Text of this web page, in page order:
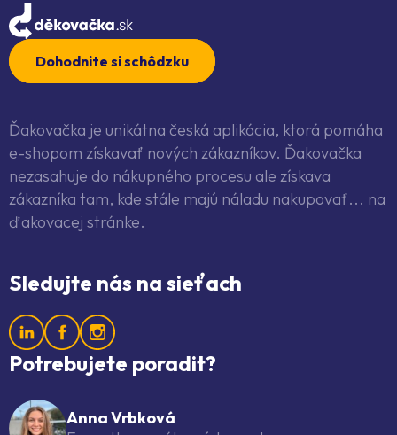
Dohodnite si schôdzku
Ďakovačka je unikátna česká aplikácia, ktorá pomáha
e-shopom získavať nových zákazníkov. Ďakovačka
nezasahuje do nákupného procesu ale získava
zákazníka tam, kde stále majú náladu nakupovať... na
ďakovacej stránke.
Sledujte nás na sieťach
Potrebujete poradit?
Anna Vrbková